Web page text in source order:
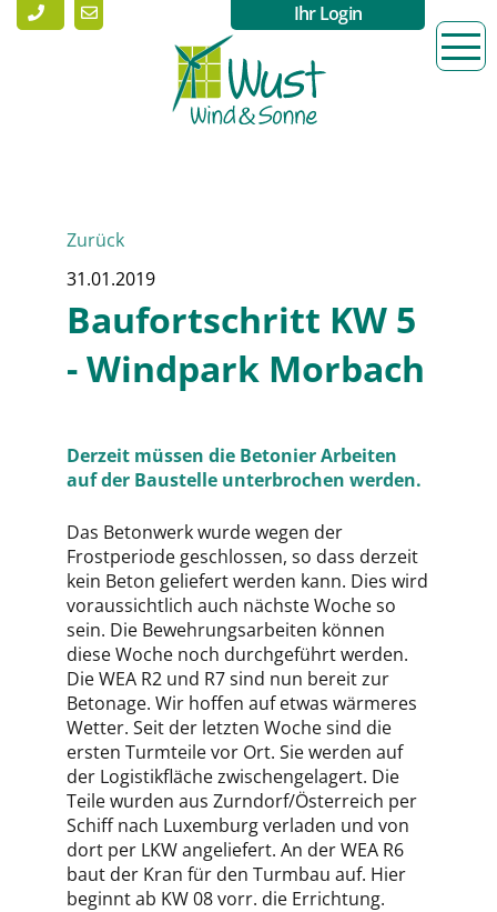
Ihr Login
Zurück
31.01.2019
Baufortschritt KW 5
- Windpark Morbach
Derzeit müssen die Betonier Arbeiten
auf der Baustelle unterbrochen werden.
Das Betonwerk wurde wegen der
Frostperiode geschlossen, so dass derzeit
kein Beton geliefert werden kann. Dies wird
voraussichtlich auch nächste Woche so
sein. Die Bewehrungsarbeiten können
diese Woche noch durchgeführt werden.
Die WEA R2 und R7 sind nun bereit zur
Betonage. Wir hoffen auf etwas wärmeres
Wetter. Seit der letzten Woche sind die
ersten Turmteile vor Ort. Sie werden auf
der Logistikfläche zwischengelagert. Die
Teile wurden aus Zurndorf/Österreich per
Schiff nach Luxemburg verladen und von
dort per LKW angeliefert. An der WEA R6
baut der Kran für den Turmbau auf. Hier
beginnt ab KW 08 vorr. die Errichtung.